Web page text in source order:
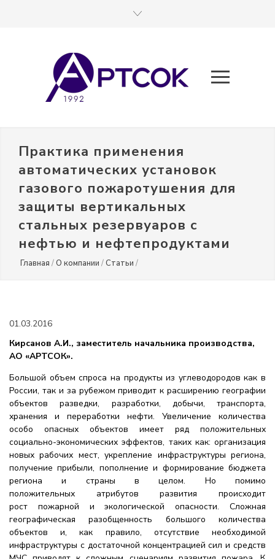
Практика применения
автоматических установок
газового пожаротушения для
защиты вертикальных
стальных резервуаров с
нефтью и нефтепродуктами
Главная /О компании /Статьи /
01.03.2016
Кирсанов А.И., заместитель начальника производства,
АО «АРТСОК».
Большой объем спроса на продукты из углеводородов как в
России, так и за рубежом приводит к расширению географии
объектов разведки, разработки, добычи, транспорта,
хранения и переработки нефти. Увеличение количества
особо опасных объектов имеет ряд положительных
социально-экономических эффектов, таких как: организация
новых рабочих мест, укрепление инфраструктуры региона,
получение прибыли, пополнение и формирование бюджета
региона и страны в целом. Но помимо
положительных атрибутов развития происходит
рост пожарной и экологической опасности. Сложная
географическая разобщенность большого количества
объектов и, как правило, отсутствие необходимой
инфраструктуры с достаточной концентрацией сил и средств